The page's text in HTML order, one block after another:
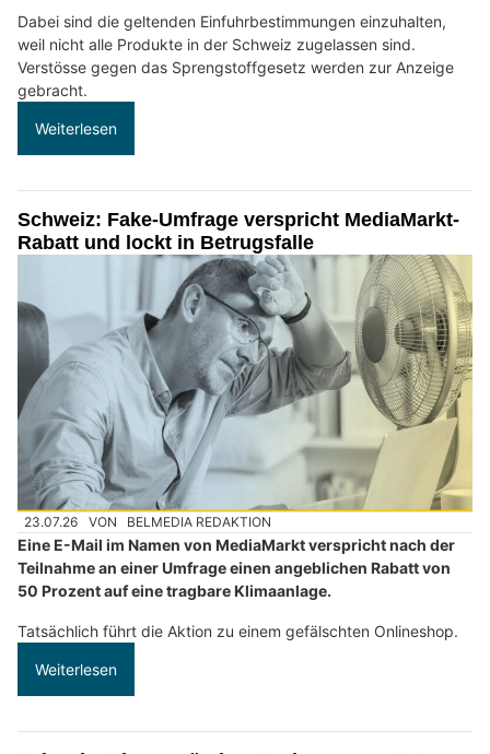
Dabei sind die geltenden Einfuhrbestimmungen einzuhalten,
weil nicht alle Produkte in der Schweiz zugelassen sind.
Verstösse gegen das Sprengstoffgesetz werden zur Anzeige
gebracht.
Weiterlesen
Schweiz: Fake-Umfrage verspricht MediaMarkt-
Rabatt und lockt in Betrugsfalle
23.07.26 VON BELMEDIA REDAKTION
Eine E-Mail im Namen von MediaMarkt verspricht nach der
Teilnahme an einer Umfrage einen angeblichen Rabatt von
50 Prozent auf eine tragbare Klimaanlage.
Tatsächlich führt die Aktion zu einem gefälschten Onlineshop.
Weiterlesen